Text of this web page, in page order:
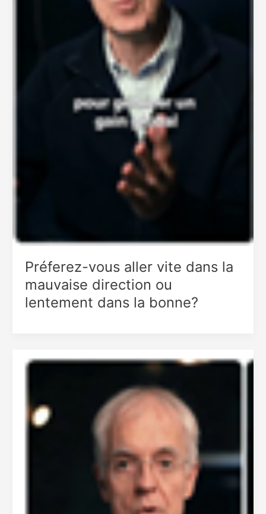
Préferez-vous aller vite dans la
mauvaise direction ou
lentement dans la bonne?